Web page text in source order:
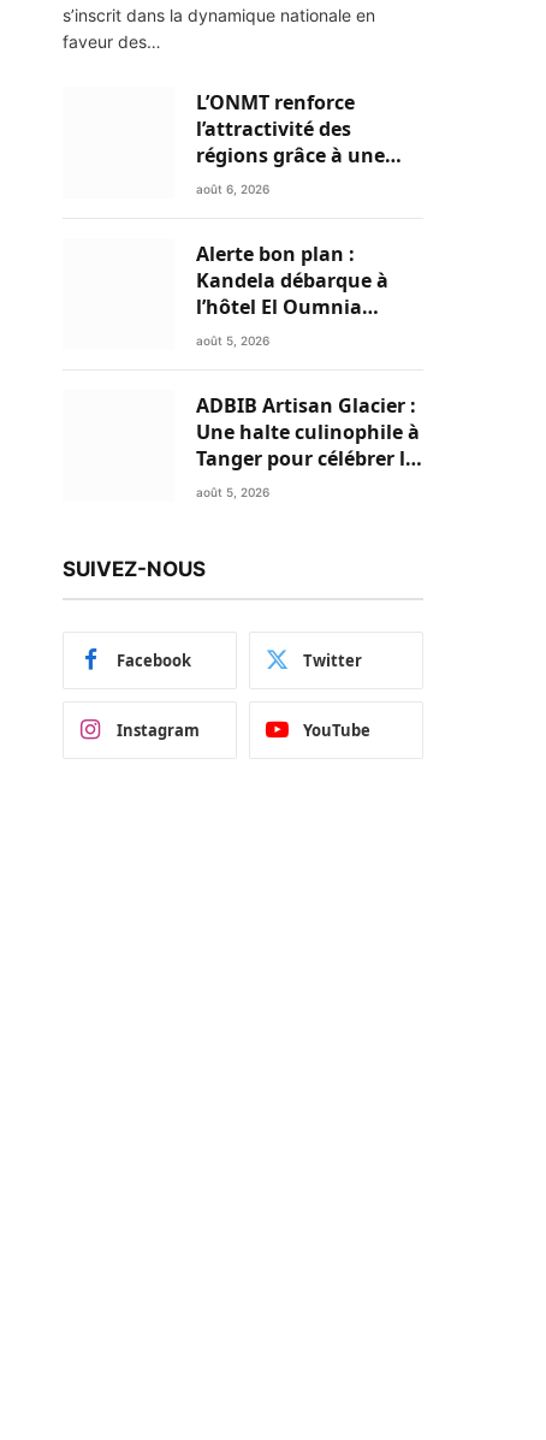
s’inscrit dans la dynamique nationale en
faveur des…
L’ONMT renforce
l’attractivité des
régions grâce à une
connectivité aérienne
août 6, 2026
Alerte bon plan :
Kandela débarque à
l’hôtel El Oumnia
Puerto pour enflammer
août 5, 2026
ADBIB Artisan Glacier :
Une halte culinophile à
Tanger pour célébrer la
glace traditionnelle
août 5, 2026
SUIVEZ-NOUS
Facebook Twitter
Instagram YouTube